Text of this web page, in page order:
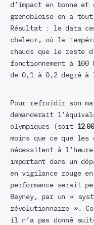
d’impact en bonne
grenobloise en a tout
Résultat : le data
chaleur, où la
chauds que le reste
fonctionnement à
de 0,1 à 0,2 degré à
Pour refroidir son
demanderait
olympiques (soit 12
moins que ce que
nécessitent à
important dans un
en vigilance rouge
performance serait
Beyney, par un
«
révolutionnaire ».
il n’a pas donné